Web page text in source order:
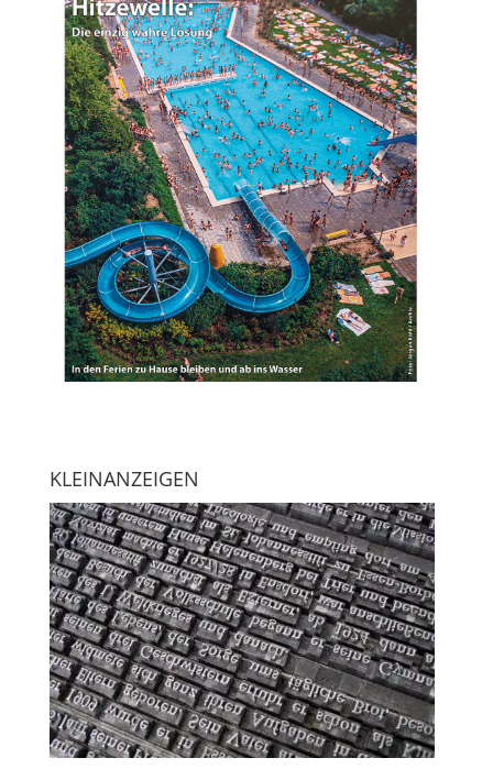
KLEINANZEIGEN